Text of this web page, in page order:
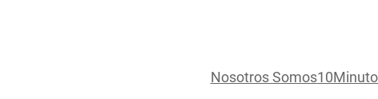
Nosotros Somos